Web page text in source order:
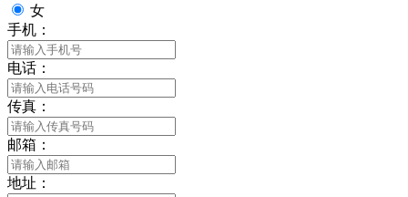
女
手机：
电话：
传真：
邮箱：
地址：